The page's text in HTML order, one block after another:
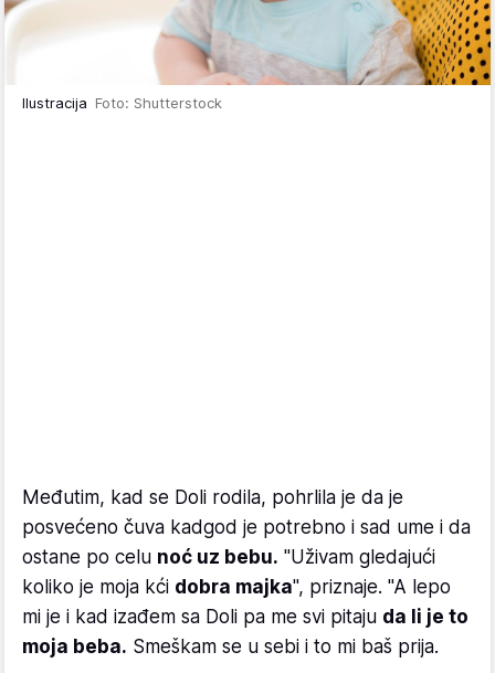
Ilustracija Foto: Shutterstock
Međutim, kad se Doli rodila, pohrlila je da je
posvećeno čuva kadgod je potrebno i sad ume i da
ostane po celu noć uz bebu. "Uživam gledajući
koliko je moja kći dobra majka", priznaje. "A lepo
mi je i kad izađem sa Doli pa me svi pitaju da li je to
moja beba. Smeškam se u sebi i to mi baš prija.